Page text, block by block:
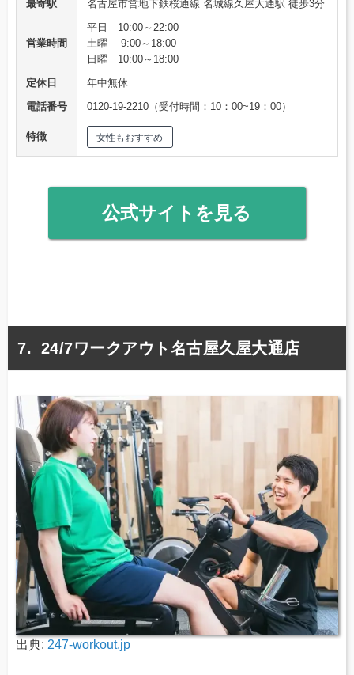
最寄駅
名古屋市営地下鉄桜通線 名城線久屋大通駅 徒歩3分
営業時間
平日 10:00～22:00
土曜 9:00～18:00
日曜 10:00～18:00
定休日
年中無休
電話番号
0120-19-2210（受付時間：10：00~19：00）
特徴 女性もおすすめ
公式サイトを見る
24/7ワークアウト名古屋久屋大通店
出典: 247-workout.jp